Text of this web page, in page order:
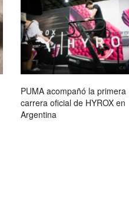
PUMA acompañó la primera
carrera oficial de HYROX en
Argentina